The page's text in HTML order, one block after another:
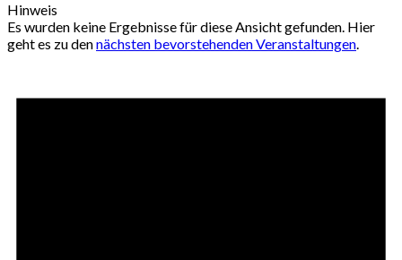
Hinweis
Es wurden keine Ergebnisse für diese Ansicht gefunden. Hier
geht es zu dennächsten bevorstehenden Veranstaltungen.